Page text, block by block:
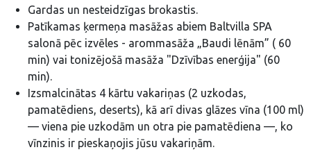
Gardas un nesteidzīgas brokastis.
Patīkamas ķermeņa masāžas abiem Baltvilla SPA
salonā pēc izvēles - arommasāža „Baudi lēnām” ( 60
min) vai tonizējošā masāža "Dzīvības enerģija" (60
min).
Izsmalcinātas 4 kārtu vakariņas (2 uzkodas,
pamatēdiens, deserts), kā arī divas glāzes vīna (100 ml)
— viena pie uzkodām un otra pie pamatēdiena —, ko
vīnzinis ir pieskaņojis jūsu vakariņām.